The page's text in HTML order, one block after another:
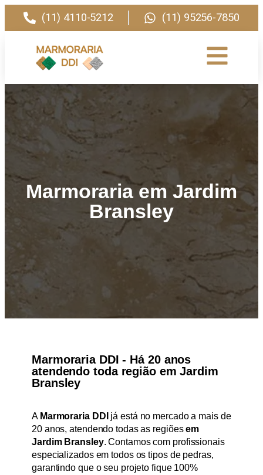
(11) 4110-5212 (11) 95256-7850
Marmoraria em Jardim
Bransley
Marmoraria DDI - Há 20 anos
atendendo toda região em Jardim
Bransley
A Marmoraria DDI já está no mercado a mais de
20 anos, atendendo todas as regiõesem
Jardim Bransley. Contamos com profissionais
especializados em todos os tipos de pedras,
garantindo que o seu projeto fique 100%